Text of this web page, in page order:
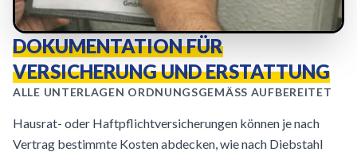
DOKUMENTATION FÜR
VERSICHERUNG UND ERSTATTUNG
ALLE UNTERLAGEN ORDNUNGSGEMÄSS AUFBEREITET
Hausrat- oder Haftpflichtversicherungen können je nach
Vertrag bestimmte Kosten abdecken, wie nach Diebstahl